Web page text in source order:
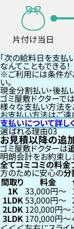
「次の給料日を支払
なんてこともできる！
ご利用には条件が
い。
現金分割払い・後払
ゴミ屋敷ドクターで
様々な支払い方法を
お支払い方法はご遠
支払いについて詳し
選ばれる理由03
お見積以降の追
ゴミ屋敷ドクターは
明朗会計をお約束し
全てコミコミの料金
方のために安心の分
間取り 料金
1K 33,000円〜
1LDK53,000円〜
2LDK 120,000円〜
3LDK 170,000円〜